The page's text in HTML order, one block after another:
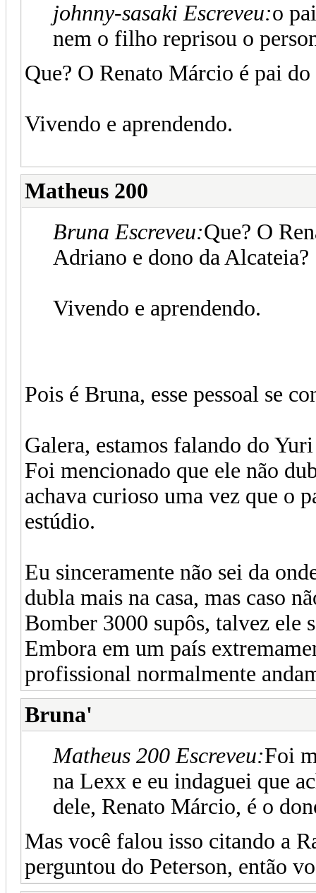
johnny-sasaki Escreveu:o
nem o filho reprisou o
Que? O Renato Márcio é pai
Vivendo e aprendendo.
Matheus 200
Bruna Escreveu:Que? O
Adriano e dono da Alcateia?
Vivendo e aprendendo.
Pois é Bruna, esse pessoal se
Galera, estamos falando do
Foi mencionado que ele não
achava curioso uma vez que o
estúdio.
Eu sinceramente não sei da
dubla mais na casa, mas caso
Bomber 3000 supôs, talvez ele
Embora em um país
profissional normalmente
Bruna'
Matheus 200 Escreveu:Foi
na Lexx e eu indaguei que
dele, Renato Márcio, é o
Mas você falou isso citando a
perguntou do Peterson, então